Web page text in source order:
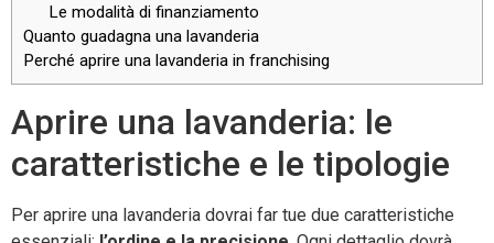
Le modalità di finanziamento
Quanto guadagna una lavanderia
Perché aprire una lavanderia in franchising
Aprire una lavanderia: le
caratteristiche e le tipologie
Per aprire una lavanderia dovrai far tue due caratteristiche